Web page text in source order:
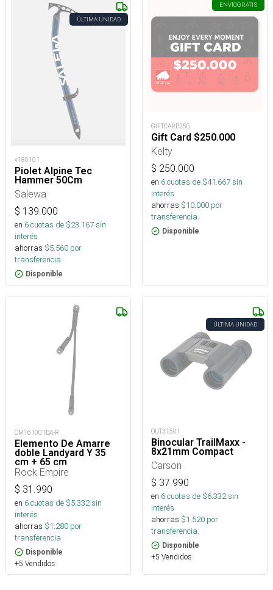
ÚLTIMA UNIDAD
v180101
Piolet Alpine Tec
Hammer 50Cm
Salewa
$ 139.000
en 6cuotas de $23.167sin
interés
ahorras $5.560 por
transferencia.
Disponible
ENVÍOGRATIS
GIFTCARD250
Gift Card $250.000
Kelty
$ 250.000
en 6cuotas de $41.667sin
interés
ahorras $10.000 por
transferencia.
Disponible
CM161001BA-R
Elemento De Amarre
doble Landyard Y 35
cm + 65 cm
Rock Empire
$ 31.990
en 6cuotas de $5.332sin
interés
ahorras $1.280 por
transferencia.
Disponible
+5 Vendidos
ÚLTIMA UNIDAD
OUT31501
Binocular TrailMaxx -
8x21mm Compact
Carson
$ 37.990
en 6cuotas de $6.332sin
interés
ahorras $1.520 por
transferencia.
Disponible
+5 Vendidos